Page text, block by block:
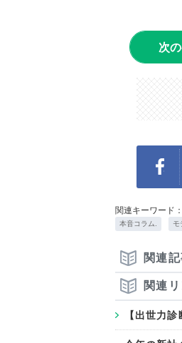
次
関連キーワード：
本音コラム. モ
関連
関連リ
【出世力